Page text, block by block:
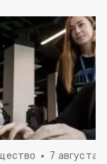
7 августа ,